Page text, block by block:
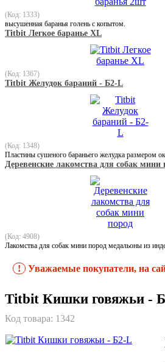
(Код: 1333)
высушенная баранья голень с копытом.
Titbit Легкое баранье XL
(Код: 1367)
Titbit Желудок бараний - Б2-L
(Код: 1348)
Пластины сушеного бараньего желудка размером
Деревенские лакомства для собак мини
(Код: 4908)
Лакомства для собак мини пород медальоны из
!
Уважаемые покупатели, на
Titbit Кишки говяжьи -
Код товара: 1342